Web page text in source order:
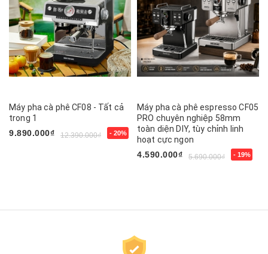
Máy pha cà phê CF08 - Tất cả
trong 1
9.890.000₫
12.390.000₫ - 20%
Máy pha cà phê espresso CF05
PRO chuyên nghiệp 58mm
toàn diện DIY, tùy chỉnh linh
hoạt cực ngon
4.590.000₫
5.690.000₫ - 19%